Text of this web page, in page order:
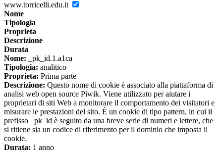
www.torricelli.edu.it
Nome
Tipologia
Proprieta
Descrizione
Durata
Nome: _pk_id.1.a1ca
Tipologia: analitico
Proprieta: Prima parte
Descrizione: Questo nome di cookie è associato alla piattaforma di
analisi web open source Piwik. Viene utilizzato per aiutare i
proprietari di siti Web a monitorare il comportamento dei visitatori e
misurare le prestazioni del sito. È un cookie di tipo pattern, in cui il
prefisso _pk_id è seguito da una breve serie di numeri e lettere, che
si ritiene sia un codice di riferimento per il dominio che imposta il
cookie.
Durata: 1 anno